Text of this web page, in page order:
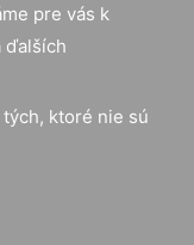
pre vás k
ďalších
ktoré nie sú